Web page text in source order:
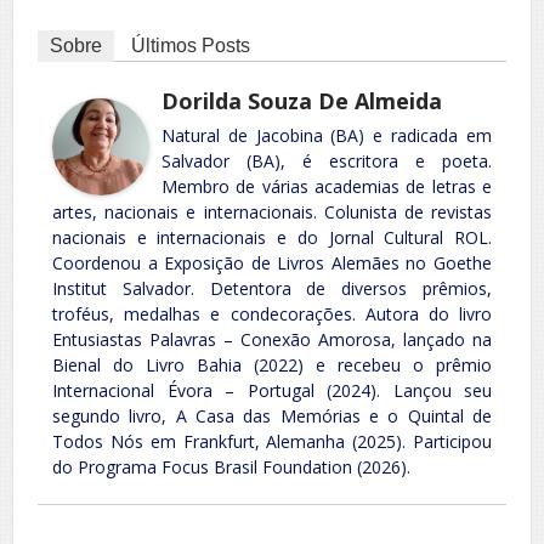
Sobre Últimos Posts
Dorilda Souza De Almeida
Natural de Jacobina (BA) e radicada em
Salvador (BA), é escritora e poeta.
Membro de várias academias de letras e
artes, nacionais e internacionais. Colunista de revistas
nacionais e internacionais e do Jornal Cultural ROL.
Coordenou a Exposição de Livros Alemães no Goethe
Institut Salvador. Detentora de diversos prêmios,
troféus, medalhas e condecorações. Autora do livro
Entusiastas Palavras – Conexão Amorosa, lançado na
Bienal do Livro Bahia (2022) e recebeu o prêmio
Internacional Évora – Portugal (2024). Lançou seu
segundo livro, A Casa das Memórias e o Quintal de
Todos Nós em Frankfurt, Alemanha (2025). Participou
do Programa Focus Brasil Foundation (2026).